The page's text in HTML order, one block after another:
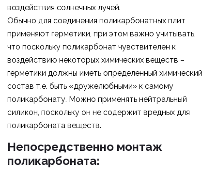
воздействия солнечных лучей.
Обычно для соединения поликарбонатных плит
применяют герметики, при этом важно учитывать,
что поскольку поликарбонат чувствителен к
воздействию некоторых химических веществ –
герметики должны иметь определенный химический
состав т.е. быть «дружелюбными» к самому
поликарбонату. Можно применять нейтральный
силикон, поскольку он не содержит вредных для
поликарбоната веществ.
Непосредственно монтаж
поликарбоната: